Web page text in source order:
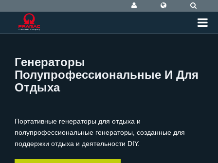
Генераторы
Полупрофессиональные И Для
Отдыха
Портативные генераторы для отдыха и
полупрофессиональные генераторы, созданные для
поддержки отдыха и деятельности DIY.